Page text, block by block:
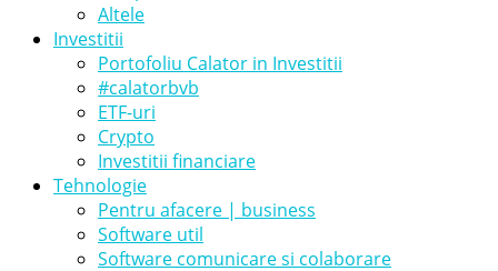
Altele
Investitii
Portofoliu Calator in Investitii
#calatorbvb
ETF-uri
Crypto
Investitii financiare
Tehnologie
Pentru afacere | business
Software util
Software comunicare si colaborare